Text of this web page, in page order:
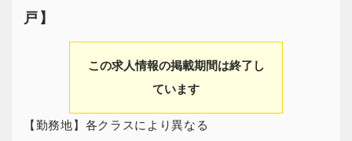
戸】
この求人情報の掲載期間は終了し
ています
【勤務地】各クラスにより異なる